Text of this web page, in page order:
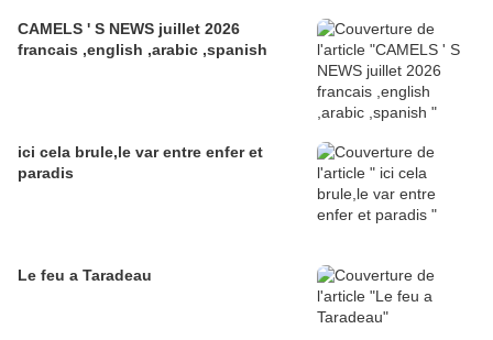
CAMELS ' S NEWS juillet 2026
francais ,english ,arabic ,spanish
ici cela brule,le var entre enfer et
paradis
Le feu a Taradeau